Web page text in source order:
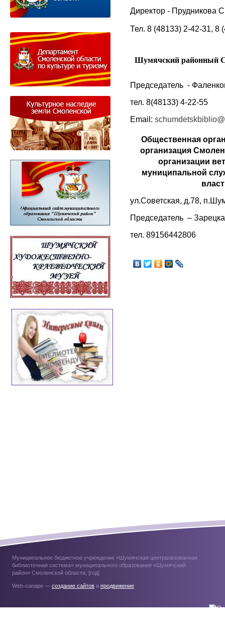
Директор - Прудникова
Тел. 8 (48133) 2-42-31, 8
Шумячский районный
Председатель -
тел. 8(48133) 4-22-55
Email:
Общественная
организация
организации
муниципальной
ул.Советская, д.78,
Председатель –
тел. 89156442806
Муниципальное бюджетное учреждение «Шумячская централизованная
библиотечная система» муниципального образования «Шумячский
район» Смоленской области, [год]
Web-canape — создание сайтов и продвижение